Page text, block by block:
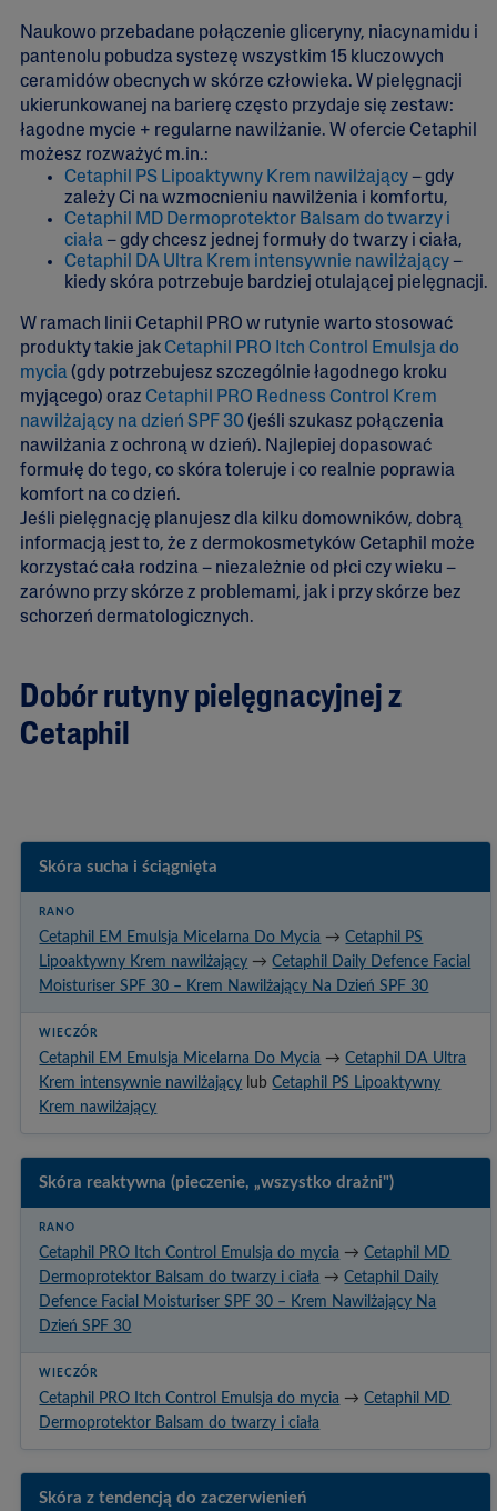
Naukowo przebadane połączenie gliceryny, niacynamidu i
pantenolu pobudza systezę wszystkim 15 kluczowych
ceramidów obecnych w skórze człowieka. W pielęgnacji
ukierunkowanej na barierę często przydaje się zestaw:
łagodne mycie + regularne nawilżanie. W ofercie Cetaphil
możesz rozważyć m.in.:
Cetaphil PS Lipoaktywny Krem nawilżający– gdy
zależy Ci na wzmocnieniu nawilżenia i komfortu,
Cetaphil MD Dermoprotektor Balsam do twarzy i
ciała– gdy chcesz jednej formuły do twarzy i ciała,
Cetaphil DA Ultra Krem intensywnie nawilżający–
kiedy skóra potrzebuje bardziej otulającej pielęgnacji.
W ramach linii Cetaphil PRO w rutynie warto stosować
produkty takie jak Cetaphil PRO Itch Control Emulsja do
mycia(gdy potrzebujesz szczególnie łagodnego kroku
myjącego) oraz Cetaphil PRO Redness Control Krem
nawilżający na dzień SPF 30(jeśli szukasz połączenia
nawilżania z ochroną w dzień). Najlepiej dopasować
formułę do tego, co skóra toleruje i co realnie poprawia
komfort na co dzień.
Jeśli pielęgnację planujesz dla kilku domowników, dobrą
informacją jest to, że z dermokosmetyków Cetaphil może
korzystać cała rodzina – niezależnie od płci czy wieku –
zarówno przy skórze z problemami, jak i przy skórze bez
schorzeń dermatologicznych.
Dobór rutyny pielęgnacyjnej z
Cetaphil
Skóra sucha i ściągnięta
Cetaphil EM Emulsja Micelarna Do Mycia →Cetaphil PS
Lipoaktywny Krem nawilżający →Cetaphil Daily Defence Facial
Moisturiser SPF 30 – Krem Nawilżający Na Dzień SPF 30
Cetaphil EM Emulsja Micelarna Do Mycia →Cetaphil DA Ultra
Krem intensywnie nawilżający lubCetaphil PS Lipoaktywny
Krem nawilżający
Skóra reaktywna (pieczenie, „wszystko drażni")
Cetaphil PRO Itch Control Emulsja do mycia →Cetaphil MD
Dermoprotektor Balsam do twarzy i ciała →Cetaphil Daily
Defence Facial Moisturiser SPF 30 – Krem Nawilżający Na
Dzień SPF 30
Cetaphil PRO Itch Control Emulsja do mycia →Cetaphil MD
Dermoprotektor Balsam do twarzy i ciała
Skóra z tendencją do zaczerwienień